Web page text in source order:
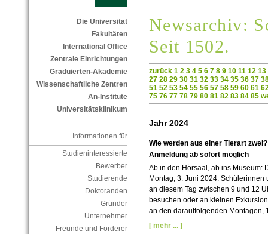
Die Universität
Fakultäten
International Office
Zentrale Einrichtungen
Graduierten-Akademie
Wissenschaftliche Zentren
An-Institute
Universitätsklinikum
Informationen für
Studieninteressierte
Bewerber
Studierende
Doktoranden
Gründer
Unternehmer
Freunde und Förderer
Newsarchiv:
Seit 1502.
zurück 1 2 3 4 5 6 7 8 9 10 11 12 13
27 28 29 30 31 32 33 34 35 36 37
51 52 53 54 55 56 57 58 59 60 61
75 76 77 78 79 80 81 82 83 84 85
Jahr 2024
Wie werden aus einer Tierart
Anmeldung ab sofort möglich
Ab in den Hörsaal, ab ins Museum:
Montag, 3. Juni 2024.
an diesem Tag zwischen 9 und 12
besuchen oder an kleinen
an den darauffolgenden Montagen,
[ mehr ... ]